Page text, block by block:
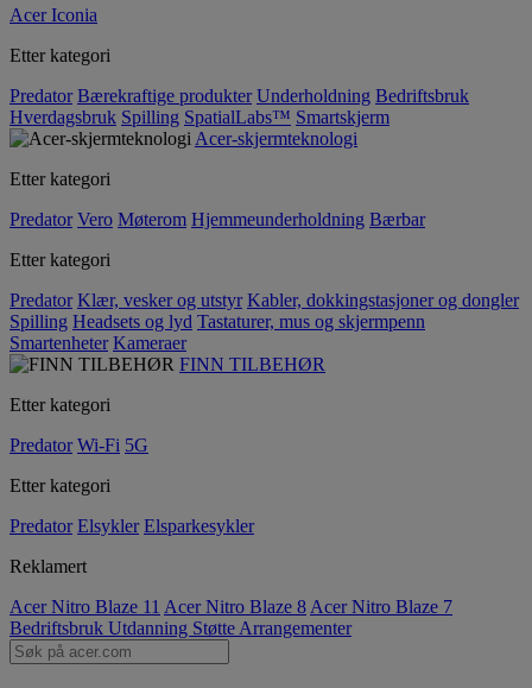
Acer Iconia
Etter kategori
Predator Bærekraftige produkter Underholdning Bedriftsbruk
Hverdagsbruk Spilling SpatialLabs™ Smartskjerm
Acer-skjermteknologi
Etter kategori
Predator Vero Møterom Hjemmeunderholdning Bærbar
Etter kategori
Predator Klær, vesker og utstyr Kabler, dokkingstasjoner og dongler
Spilling Headsets og lyd Tastaturer, mus og skjermpenn
Smartenheter Kameraer
FINN TILBEHØR
Etter kategori
Predator Wi-Fi 5G
Etter kategori
Predator Elsykler Elsparkesykler
Reklamert
Acer Nitro Blaze 11 Acer Nitro Blaze 8 Acer Nitro Blaze 7
Bedriftsbruk Utdanning Støtte Arrangementer